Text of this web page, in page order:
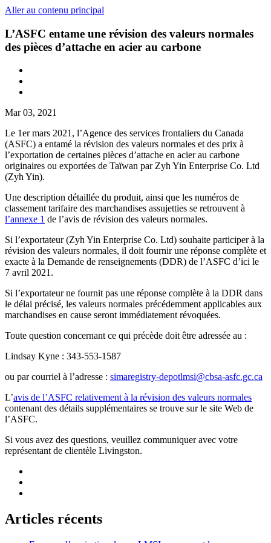
Aller au contenu principal
L’ASFC entame une révision des valeurs normales
des pièces d’attache en acier au carbone
Mar 03, 2021
Le 1er mars 2021, l’Agence des services frontaliers du Canada
(ASFC) a entamé la révision des valeurs normales et des prix à
l’exportation de certaines pièces d’attache en acier au carbone
originaires ou exportées de Taïwan par Zyh Yin Enterprise Co. Ltd
(Zyh Yin).
Une description détaillée du produit, ainsi que les numéros de
classement tarifaire des marchandises assujetties se retrouvent à
l’annexe 1 de l’avis de révision des valeurs normales.
Si l’exportateur (Zyh Yin Enterprise Co. Ltd) souhaite participer à la
révision des valeurs normales, il doit fournir une réponse complète et
exacte à la Demande de renseignements (DDR) de l’ASFC d’ici le
7 avril 2021.
Si l’exportateur ne fournit pas une réponse complète à la DDR dans
le délai précisé, les valeurs normales précédemment applicables aux
marchandises en cause seront immédiatement révoquées.
Toute question concernant ce qui précède doit être adressée au :
Lindsay Kyne : 343‑553‑1587
ou par courriel à l’adresse : simaregistry-depotlmsi@cbsa-asfc.gc.ca
L’avis de l’ASFC relativement à la révision des valeurs normales
contenant des détails supplémentaires se trouve sur le site Web de
l’ASFC.
Si vous avez des questions, veuillez communiquer avec votre
représentant de clientèle Livingston.
Articles récents